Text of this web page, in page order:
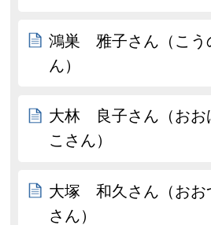
鴻巣 雅子さん（こ
ん）
大林 良子さん（お
こさん）
大塚 和久さん（お
さん）